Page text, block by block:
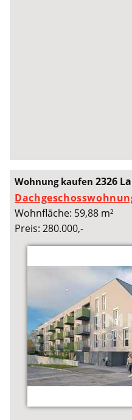
Wohnung kaufen2326
Wohnfläche: 59,88 m²
Preis: 280.000,-